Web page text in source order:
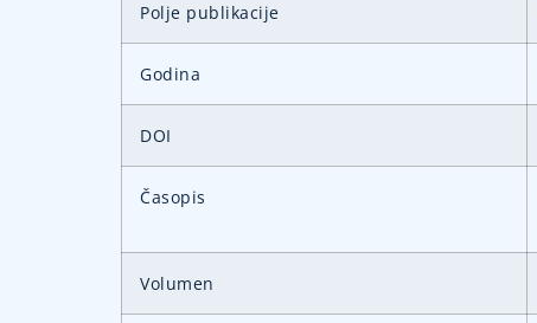
Polje publikacije
Godina
DOI
Časopis
Volumen